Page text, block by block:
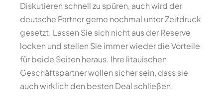
Diskutieren schnell zu spüren, auch wird der
deutsche Partner gerne nochmal unter Zeitdruck
gesetzt. Lassen Sie sich nicht aus der Reserve
locken und stellen Sie immer wieder die Vorteile
für beide Seiten heraus. Ihre litauischen
Geschäftspartner wollen sicher sein, dass sie
auch wirklich den besten Deal schließen.